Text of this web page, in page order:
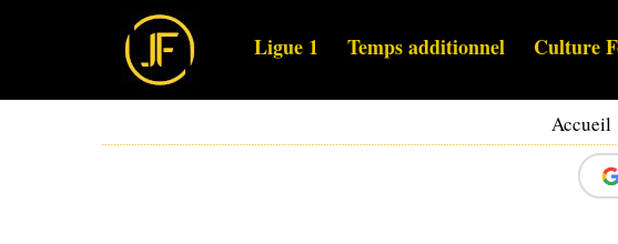
Ligue 1 Temps additionnel Culture
Accueil